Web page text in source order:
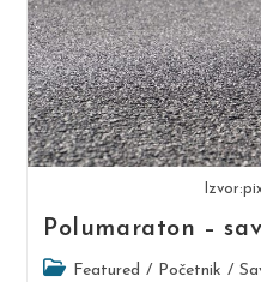
Polumaraton –
PostFeatured / Početnik /